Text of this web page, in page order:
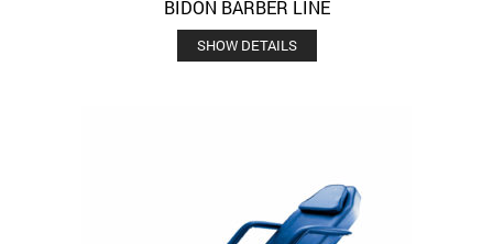
BIDÓN BARBER LINE
SHOW DETAILS